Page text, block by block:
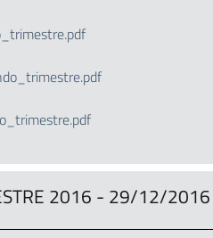
2016 - 29/12/2016